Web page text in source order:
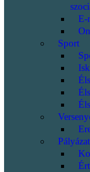
E-
Sport